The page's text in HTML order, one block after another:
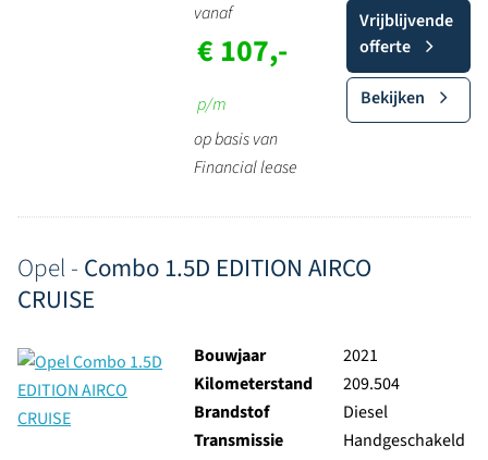
vanaf
€ 107,-
p/m
op basis van
Financial lease
Vrijblijvende
offerte
Bekijken
Opel - Combo 1.5D EDITION AIRCO
CRUISE
Bouwjaar
2021
Kilometerstand
209.504
Brandstof
Diesel
Transmissie
Handgeschakeld